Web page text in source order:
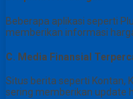
Beberapa aplikasi seperti
memberikan informasi
C. Media Finansial
Situs berita seperti Kontan,
sering memberikan update